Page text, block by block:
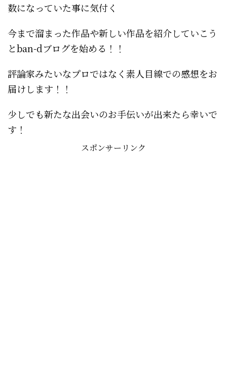
数になっていた事に気付く
今まで溜まった作品や新しい作品を紹介していこう
とban-dブログを始める！！
評論家みたいなプロではなく素人目線での感想をお
届けします！！
少しでも新たな出会いのお手伝いが出来たら幸いで
す！
スポンサーリンク